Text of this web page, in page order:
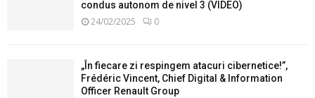
condus autonom de nivel 3 (VIDEO)
24/02/2025 0
„În fiecare zi respingem atacuri cibernetice!”,
Frédéric Vincent, Chief Digital & Information
Officer Renault Group